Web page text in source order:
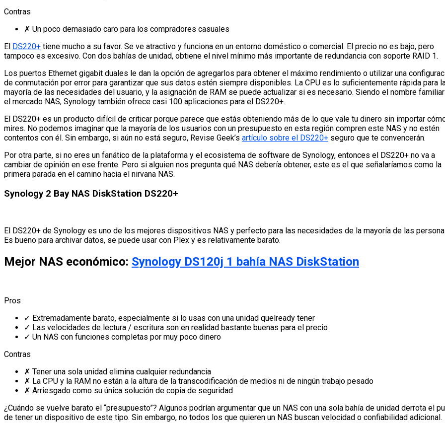
Contras
✗ Un poco demasiado caro para los compradores casuales
El DS220+ tiene mucho a su favor. Se ve atractivo y funciona en un entorno doméstico o comercial. El precio no es bajo, pero
tampoco es excesivo. Con dos bahías de unidad, obtiene el nivel mínimo más importante de redundancia con soporte RAID 1.
Los puertos Ethernet gigabit duales le dan la opción de agregarlos para obtener el máximo rendimiento o utilizar una
de conmutación por error para garantizar que sus datos estén siempre disponibles. La CPU es lo suficientemente rápida para
mayoría de las necesidades del usuario, y la asignación de RAM se puede actualizar si es necesario. Siendo el nombre
el mercado NAS, Synology también ofrece casi 100 aplicaciones para el DS220+.
El DS220+ es un producto difícil de criticar porque parece que estás obteniendo más de lo que vale tu dinero sin importar
mires. No podemos imaginar que la mayoría de los usuarios con un presupuesto en esta región compren este NAS y no estén
contentos con él. Sin embargo, si aún no está seguro, Revise Geek’s artículo sobre el DS220+ seguro que te convencerán.
Por otra parte, si no eres un fanático de la plataforma y el ecosistema de software de Synology, entonces el DS220+ no va a
cambiar de opinión en ese frente. Pero si alguien nos pregunta qué NAS debería obtener, este es el que señalaríamos como la
primera parada en el camino hacia el nirvana NAS.
Synology 2 Bay NAS DiskStation DS220+
El DS220+ de Synology es uno de los mejores dispositivos NAS y perfecto para las necesidades de la mayoría de las
Es bueno para archivar datos, se puede usar con Plex y es relativamente barato.
Mejor NAS económico: Synology DS120j 1 bahía NAS DiskStation
Pros
✓ Extremadamente barato, especialmente si lo usas con una unidad quelready tener
✓ Las velocidades de lectura / escritura son en realidad bastante buenas para el precio
✓ Un NAS con funciones completas por muy poco dinero
Contras
✗ Tener una sola unidad elimina cualquier redundancia
✗ La CPU y la RAM no están a la altura de la transcodificación de medios ni de ningún trabajo pesado
✗ Arriesgado como su única solución de copia de seguridad
¿Cuándo se vuelve barato el “presupuesto”? Algunos podrían argumentar que un NAS con una sola bahía de unidad derrota el
de tener un dispositivo de este tipo. Sin embargo, no todos los que quieren un NAS buscan velocidad o confiabilidad adicional.